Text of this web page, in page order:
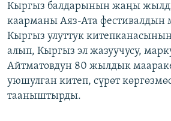
Кыргыз балдарынын жаңы
каарманы Аяз-Ата
Кыргыз улуттук
алып, Кыргыз эл жазуучусу,
Айтматовдун 80 жылдык
уюшулган китеп, сүрөт
тааныштырды.